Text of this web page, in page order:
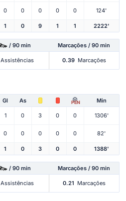
0 0 0 0 0 124'
1 0 9 1 1 2222'
/ 90 min Marcações / 90 min
Assistências 0.39 Marcações
Gl As PEN Min
1 0 3 0 0 1306'
0 0 0 0 0 82'
1 0 3 0 0 1388'
/ 90 min Marcações / 90 min
Assistências 0.21 Marcações